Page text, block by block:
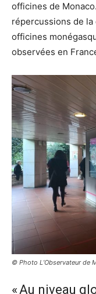
officines de
répercussions de
officines
observées en
© Photo L’Observateur de
« Au niveau